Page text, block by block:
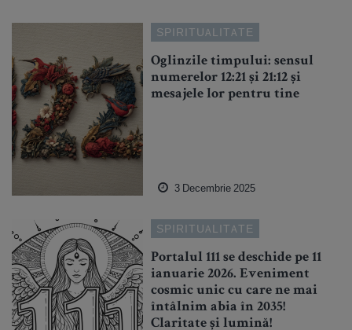
SPIRITUALITATE
Oglinzile timpului: sensul
numerelor 12:21 și 21:12 și
mesajele lor pentru tine
3 Decembrie 2025
SPIRITUALITATE
Portalul 111 se deschide pe 11
ianuarie 2026. Eveniment
cosmic unic cu care ne mai
întâlnim abia în 2035!
Claritate și lumină!